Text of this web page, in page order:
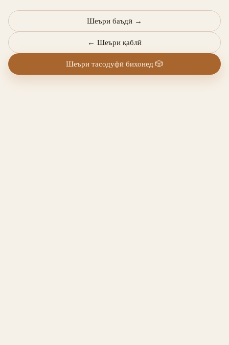
← Шеъри қаблӣ
Шеъри баъдӣ →
Шеъри тасодуфӣ бихонед 🎲